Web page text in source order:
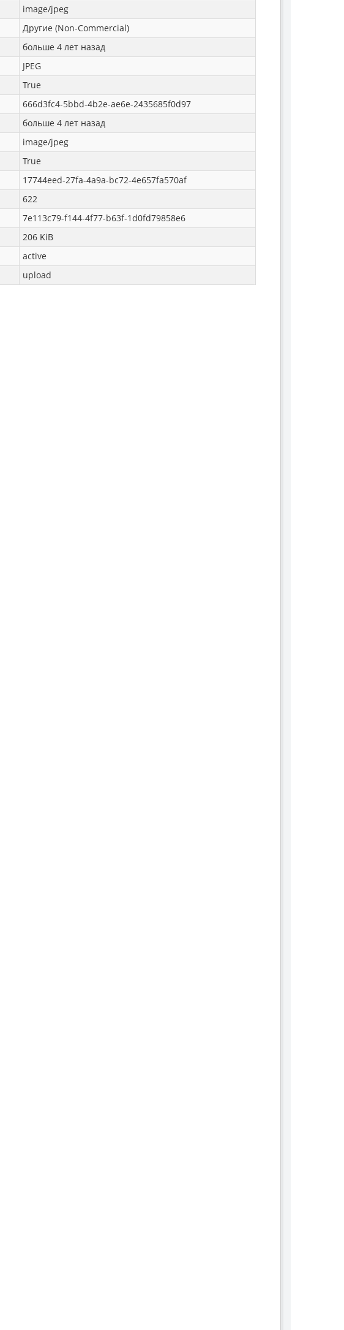
image/jpeg
Другие (Non-Commercial)
больше 4 лет назад
JPEG
True
666d3fc4-5bbd-4b2e-ae6e-2435685f0d97
больше 4 лет назад
image/jpeg
True
17744eed-27fa-4a9a-bc72-4e657fa570af
622
7e113c79-f144-4f77-b63f-1d0fd79858e6
206 KiB
active
upload